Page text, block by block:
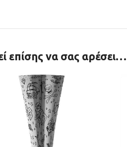
επίσης να σας αρέσει…